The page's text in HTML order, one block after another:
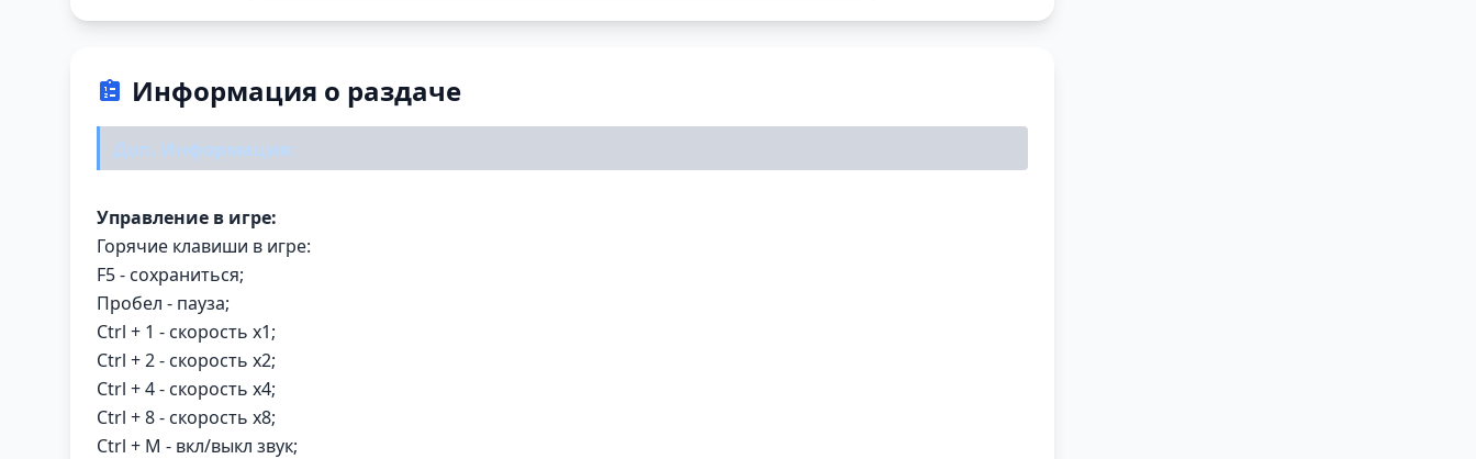
Информация о раздаче
Доп. Информация:
Управление в игре:
Горячие клавиши в игре:
F5 - сохраниться;
Пробел - пауза;
Ctrl + 1 - скорость х1;
Ctrl + 2 - скорость х2;
Ctrl + 4 - скорость х4;
Ctrl + 8 - скорость х8;
Ctrl + M - вкл/выкл звук;